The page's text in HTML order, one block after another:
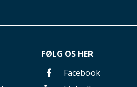
FØLG OS HER
Facebook